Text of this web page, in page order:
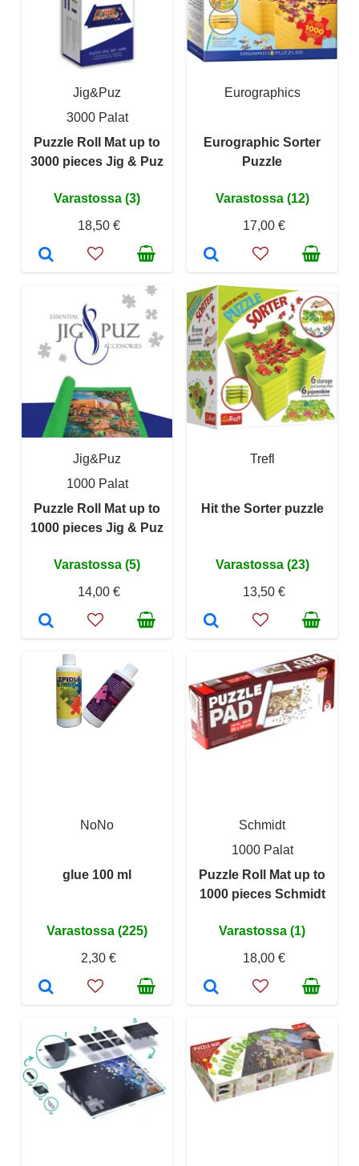
Jig&Puz
3000 Palat
Puzzle Roll Mat up to
3000 pieces Jig & Puz
Varastossa (3)
18,50 €
Eurographics
Eurographic Sorter
Puzzle
Varastossa (12)
17,00 €
Jig&Puz
1000 Palat
Puzzle Roll Mat up to
1000 pieces Jig & Puz
Varastossa (5)
14,00 €
Trefl
Hit the Sorter puzzle
Varastossa (23)
13,50 €
NoNo
glue 100 ml
Varastossa (225)
2,30 €
Schmidt
1000 Palat
Puzzle Roll Mat up to
1000 pieces Schmidt
Varastossa (1)
18,00 €